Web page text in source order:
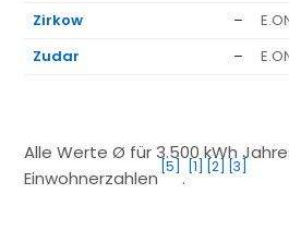
Zirkow
–
Zudar
–
Alle Werte Ø für 3.500 kWh
Einwohnerzahlen
[5]
.
[1] [2] [3]